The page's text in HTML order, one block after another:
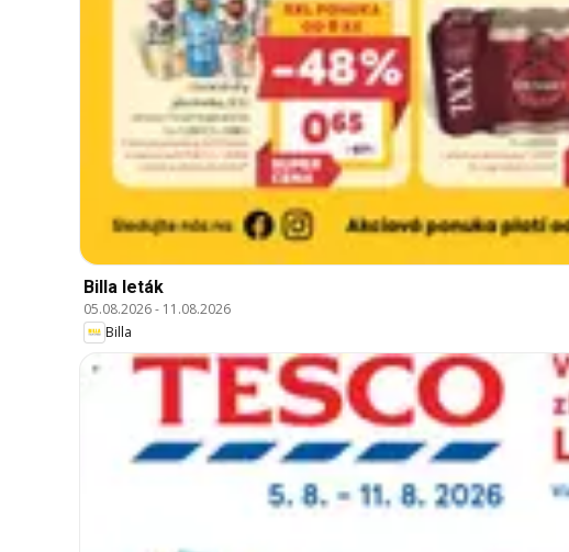
Billa leták
05.08.2026- 11.08.2026
Billa